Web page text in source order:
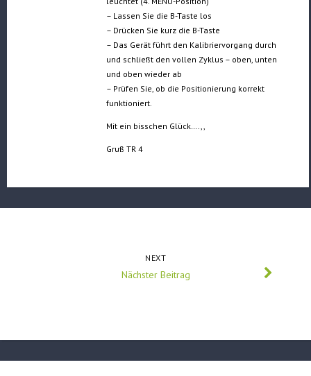
– Lassen Sie die B-Taste los
– Drücken Sie kurz die B-Taste
– Das Gerät führt den Kalibriervorgang durch
und schließt den vollen Zyklus – oben, unten
und oben wieder ab
– Prüfen Sie, ob die Positionierung korrekt
funktioniert.
Mit ein bisschen Glück….,,
Gruß TR 4
NEXT
Nächster Beitrag